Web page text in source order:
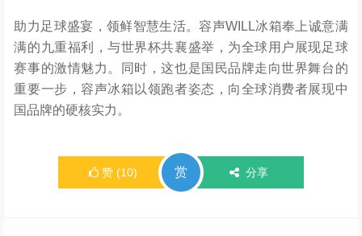
助力足球盛宴，领鲜智慧生活。容声WILL冰箱奉上诚意满
满的九重福利，与世界杯共襄盛举，为全球用户展现足球
赛事的激情魅力。同时，这也是国民品牌走向世界舞台的
重要一步，容声冰箱以领跑者姿态，向全球消费者展现中
国品牌的硬核实力。
赞 (10) 赏 分享